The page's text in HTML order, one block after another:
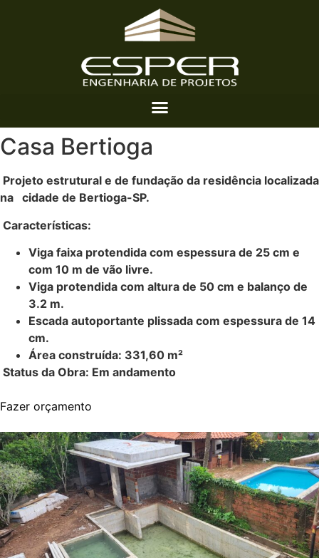
Casa Bertioga
Projeto estrutural e de fundação da residência localizada
na cidade de Bertioga-SP.
Características:
Viga faixa protendida com espessura de 25 cm e
com 10 m de vão livre.
Viga protendida com altura de 50 cm e balanço de
3.2 m.
Escada autoportante plissada com espessura de 14
cm.
Área construída: 331,60 m²
Status da Obra: Em andamento
Fazer orçamento